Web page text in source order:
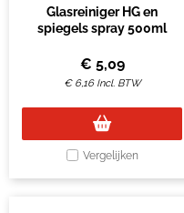
Glasreiniger HG en
spiegels spray 500ml
€ 5,09
€ 6,16 Incl. BTW
Vergelijken